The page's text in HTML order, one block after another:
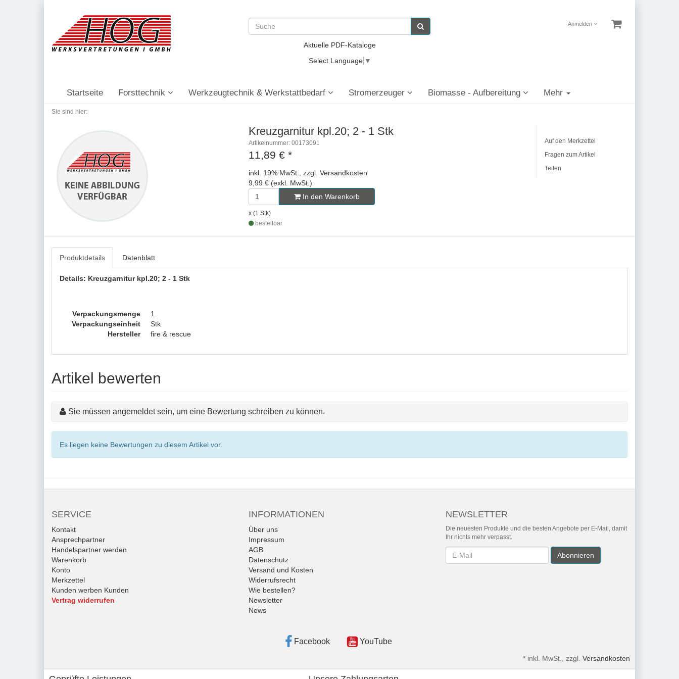
Anmelden
Aktuelle PDF-Kataloge
Select Language ▼
Startseite Forsttechnik Werkzeugtechnik & Werkstattbedarf Stromerzeuger Biomasse - Aufbereitung Mehr
Sie sind hier:
Kreuzgarnitur kpl.20; 2 - 1 Stk
Artikelnummer: 00173091
11,89 € *
inkl. 19% MwSt., zzgl. Versandkosten
9,99 € (exkl. MwSt.)
In den Warenkorb
x (1 Stk)
bestellbar
Auf den Merkzettel
Fragen zum Artikel
Teilen
Produktdetails Datenblatt
Details: Kreuzgarnitur kpl.20; 2 - 1 Stk
Verpackungsmenge
1
Verpackungseinheit
Stk
Hersteller
fire & rescue
Artikel bewerten
Sie müssen angemeldet sein, um eine Bewertung schreiben zu können.
Es liegen keine Bewertungen zu diesem Artikel vor.
SERVICE
Kontakt
Ansprechpartner
Handelspartner werden
Warenkorb
Konto
Merkzettel
Kunden werben Kunden
Vertrag widerrufen
INFORMATIONEN
Über uns
Impressum
AGB
Datenschutz
Versand und Kosten
Widerrufsrecht
Wie bestellen?
Newsletter
News
NEWSLETTER
Die neuesten Produkte und die besten Angebote per E-Mail, damit
Ihr nichts mehr verpasst.
Newsletter Abonnieren
Facebook YouTube
* inkl. MwSt., zzgl. Versandkosten